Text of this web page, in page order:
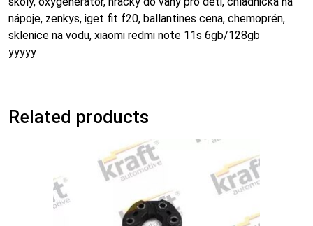
nápoje, zenkys, iget fit f20, ballantines cena, chemoprén,
sklenice na vodu, xiaomi redmi note 11s 6gb/128gb
yyyyy
Related products